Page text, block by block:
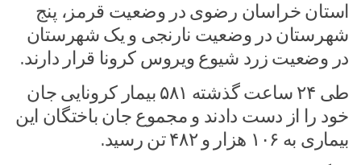
استان خراسان رضوی در وضعیت قرمز، پنج
شهرستان در وضعیت نارنجی و یک شهرستان
در وضعیت زرد شیوع ویروس کرونا قرار دارند.
طی ۲۴ ساعت گذشته ۵۸۱ بیمار کرونایی جان
خود را از دست دادند و مجموع جان باختگان این
بیماری به ۱۰۶ هزار و ۴۸۲ تن رسید.